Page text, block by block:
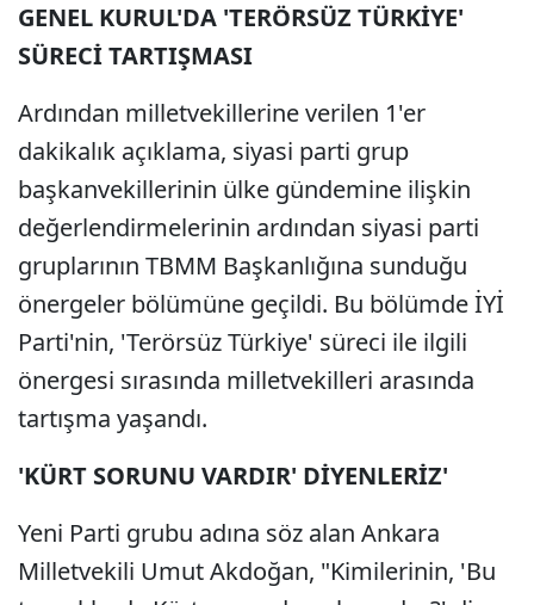
GENEL KURUL'DA 'TERÖRSÜZ TÜRKİYE'
SÜRECİ TARTIŞMASI
Ardından milletvekillerine verilen 1'er
dakikalık açıklama, siyasi parti grup
başkanvekillerinin ülke gündemine ilişkin
değerlendirmelerinin ardından siyasi parti
gruplarının TBMM Başkanlığına sunduğu
önergeler bölümüne geçildi. Bu bölümde İYİ
Parti'nin, 'Terörsüz Türkiye' süreci ile ilgili
önergesi sırasında milletvekilleri arasında
tartışma yaşandı.
'KÜRT SORUNU VARDIR' DİYENLERİZ'
Yeni Parti grubu adına söz alan Ankara
Milletvekili Umut Akdoğan, "Kimilerinin, 'Bu